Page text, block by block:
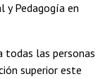
y Pedagogía en
todas las personas
superior este